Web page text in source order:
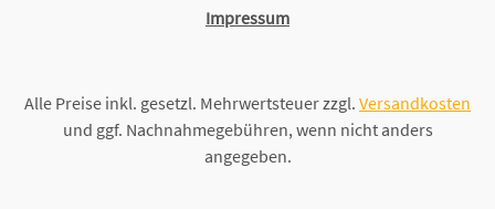
Impressum
Alle Preise inkl. gesetzl. Mehrwertsteuer zzgl. Versandkosten
und ggf. Nachnahmegebühren, wenn nicht anders
angegeben.